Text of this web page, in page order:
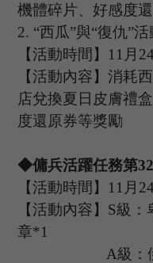
機體碎片、好感度
2. “西瓜”與“復仇”活
【活動時間】 11 月 24
【活動內容】消耗
店兌換夏日皮膚禮
度還原券等獎勵
◆傭兵活躍任務第
【活動時間】 11 月 24
【活動內容】 S級：
章*1
A級：